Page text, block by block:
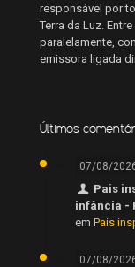
responsável por
Terra da Luz.
paralelamente,
emissora ligada
Últimos
07/08/
Pais
infância -
em Pais
07/08/